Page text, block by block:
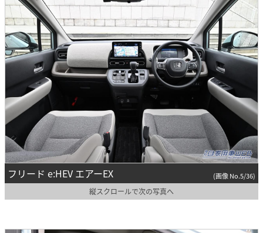
フリード e:HEV エアーEX (画像 No.5/36)
縦スクロールで次の写真へ